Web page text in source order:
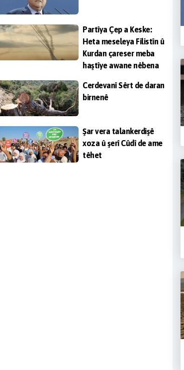
Partîya Çep a Keske:
Heta meseleya Filistîn û
Kurdan çareser meba
haştîye awane nêbena
Cerdevanî Sêrt de daran
birnenê
Şar vera talankerdişê
xoza û şerî Cûdî de ame
têhet